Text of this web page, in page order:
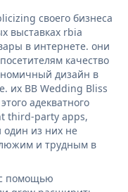
своего бизнеса
выставках rbia
в интернете. они
качество
дизайн в
их BB Wedding Bliss
адекватного
third-party apps,
из них не
и трудным в
помощью